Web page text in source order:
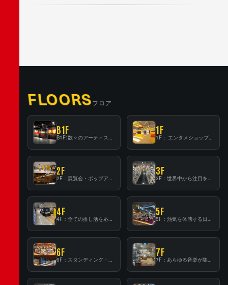
FLOORSフロア
B1F 1F
1F： エンタメショップならではのイマーシブ空間
2F 3F
4F 5F
6F 7F